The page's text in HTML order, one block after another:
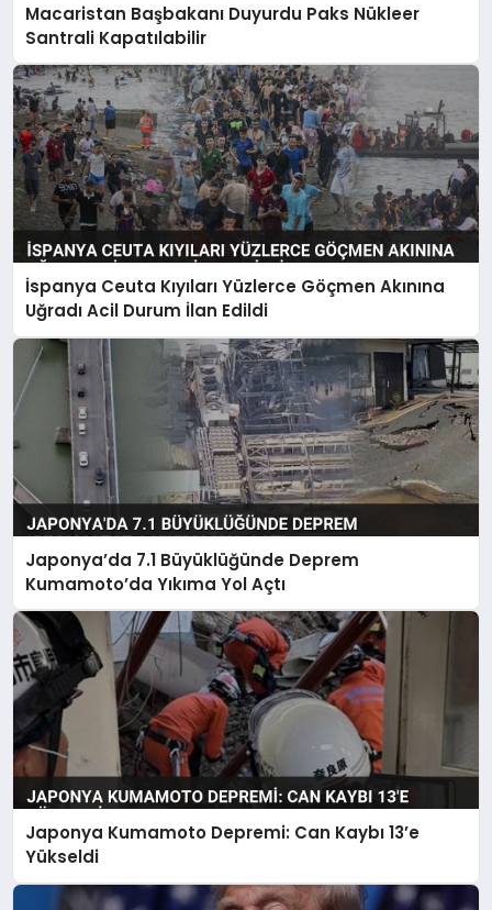
Macaristan Başbakanı Duyurdu Paks Nükleer
Santrali Kapatılabilir
İspanya Ceuta Kıyıları Yüzlerce Göçmen Akınına
Uğradı Acil Durum İlan Edildi
Japonya’da 7.1 Büyüklüğünde Deprem
Kumamoto’da Yıkıma Yol Açtı
Japonya Kumamoto Depremi: Can Kaybı 13’e
Yükseldi